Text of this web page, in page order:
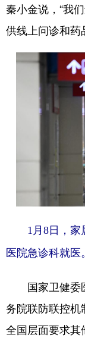
秦小金说，“我
供线上问诊和药
1月8日，家属
医院急诊科就医
国家卫健委
务院联防联控
全国层面要求